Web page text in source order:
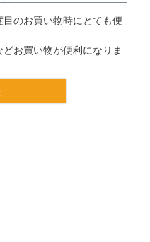
のお買い物時にとても便
お買い物が便利になりま